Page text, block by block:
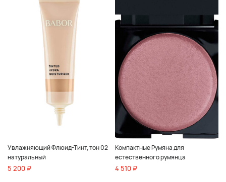
Увлажняющий Флюид-Тинт, тон 02
натуральный
5 200 ₽
Компактные Румяна для
естественного румянца
4 510 ₽